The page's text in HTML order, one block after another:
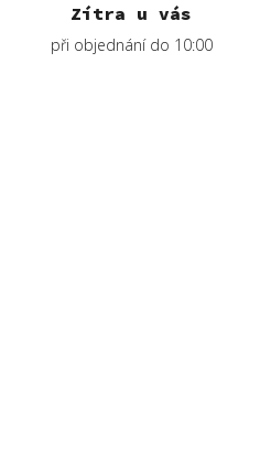
Zítra u vás
při objednání do 10:00